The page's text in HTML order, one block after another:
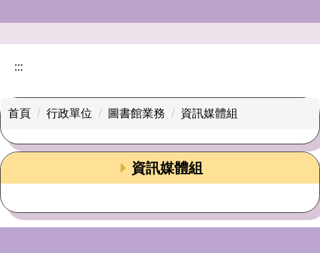
:::
首頁 行政單位 圖書館業務 資訊媒體組
資訊媒體組